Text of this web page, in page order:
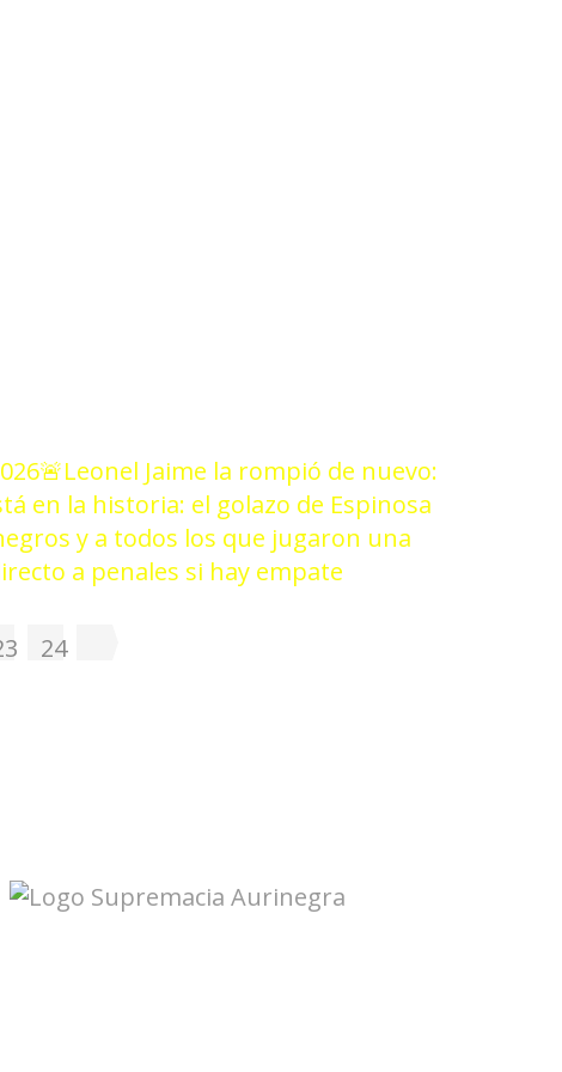
🚨Leonel Jaime la rompió de nuevo:
en la historia: el golazo de Espinosa
y a todos los que jugaron una
a penales si hay empate
24